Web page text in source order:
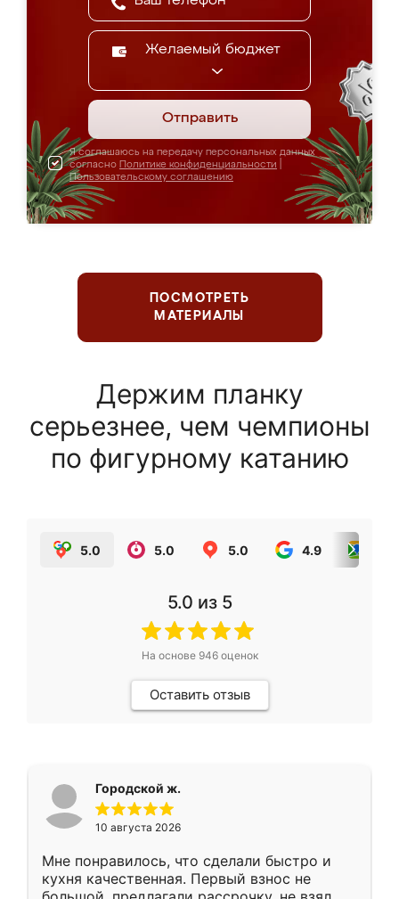
Желаемый бюджет
Отправить
Я соглашаюсь на передачу персональных данных
согласно Политике конфиденциальности
Пользовательскому соглашению
ПОСМОТРЕТЬ
МАТЕРИАЛЫ
Держим планку
серьезнее, чем чемпионы
по фигурному катанию
5.0 5.0 5.0 4.9
5.0 из 5
На основе 946оценок
Оставить отзыв
Городской ж.
10 августа 2026
Мне понравилось, что сделали быстро и
кухня качественная. Первый взнос не